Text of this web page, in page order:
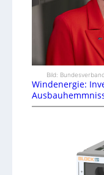
Bild:
Windenergie: